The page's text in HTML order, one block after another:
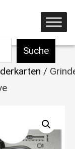
Suche
/